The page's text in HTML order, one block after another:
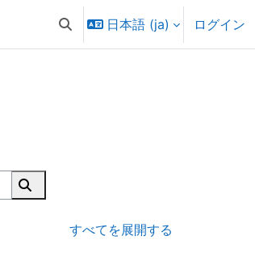
検索入力に切り替える
日本語 ‎(ja)‎ ログイン
コースを検索する
コースを検索する
すべてを展開する